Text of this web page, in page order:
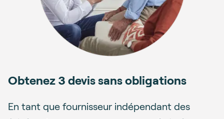
Obtenez 3 devis sans obligations
En tant que fournisseur indépendant des